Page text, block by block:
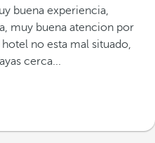
buena experiencia,
muy buena atencion por
no esta mal situado,
cerca...